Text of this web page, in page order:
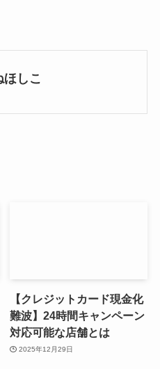
ほしこ
【クレジットカード現金化
難波】24時間キャンペーン
対応可能な店舗とは
2025年12月29日